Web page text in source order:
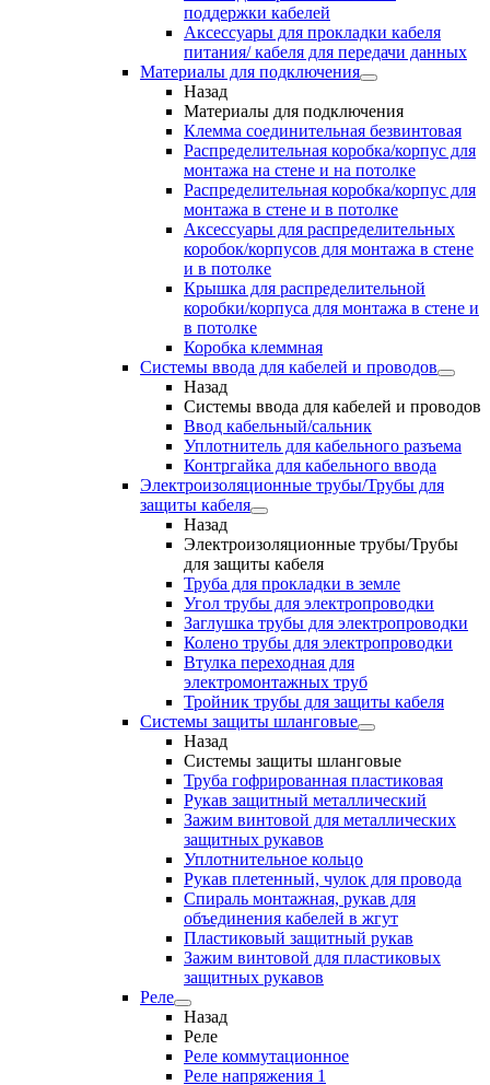
поддержки кабелей
Аксессуары для прокладки кабеля
питания/ кабеля для передачи данных
Материалы для подключения
Назад
Материалы для подключения
Клемма соединительная безвинтовая
Распределительная коробка/корпус для
монтажа на стене и на потолке
Распределительная коробка/корпус для
монтажа в стене и в потолке
Аксессуары для распределительных
коробок/корпусов для монтажа в стене
и в потолке
Крышка для распределительной
коробки/корпуса для монтажа в стене и
в потолке
Коробка клеммная
Системы ввода для кабелей и проводов
Назад
Системы ввода для кабелей и проводов
Ввод кабельный/сальник
Уплотнитель для кабельного разъема
Контргайка для кабельного ввода
Электроизоляционные трубы/Трубы для
защиты кабеля
Назад
Электроизоляционные трубы/Трубы
для защиты кабеля
Труба для прокладки в земле
Угол трубы для электропроводки
Заглушка трубы для электропроводки
Колено трубы для электропроводки
Втулка переходная для
электромонтажных труб
Тройник трубы для защиты кабеля
Системы защиты шланговые
Назад
Системы защиты шланговые
Труба гофрированная пластиковая
Рукав защитный металлический
Зажим винтовой для металлических
защитных рукавов
Уплотнительное кольцо
Рукав плетенный, чулок для провода
Спираль монтажная, рукав для
объединения кабелей в жгут
Пластиковый защитный рукав
Зажим винтовой для пластиковых
защитных рукавов
Реле
Назад
Реле
Реле коммутационное
Реле напряжения 1